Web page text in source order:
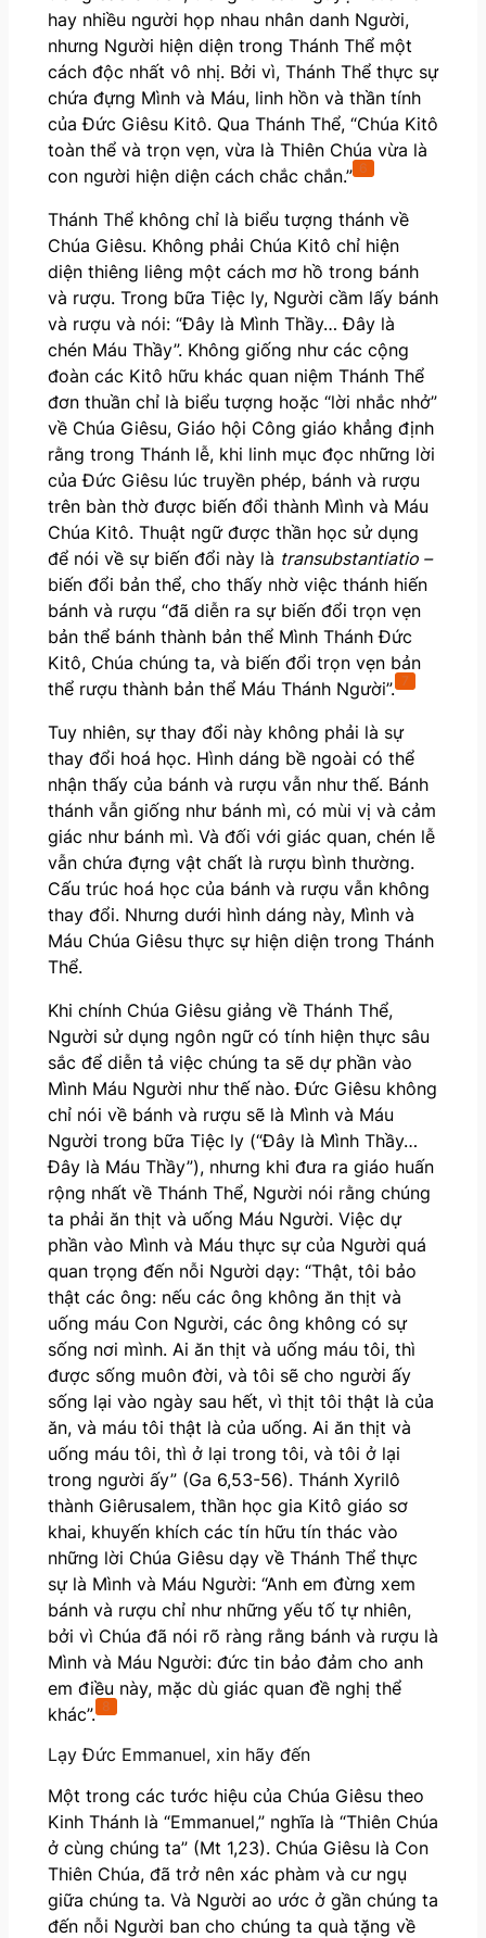
hay nhiều người họp nhau nhân danh Người,
nhưng Người hiện diện trong Thánh Thể một
cách độc nhất vô nhị. Bởi vì, Thánh Thể thực sự
chứa đựng Mình và Máu, linh hồn và thần tính
của Đức Giêsu Kitô. Qua Thánh Thể, “Chúa Kitô
toàn thể và trọn vẹn, vừa là Thiên Chúa vừa là
con người hiện diện cách chắc chắn.” 6
Thánh Thể không chỉ là biểu tượng thánh về
Chúa Giêsu. Không phải Chúa Kitô chỉ hiện
diện thiêng liêng một cách mơ hồ trong bánh
và rượu. Trong bữa Tiệc ly, Người cầm lấy bánh
và rượu và nói: “Đây là Mình Thầy… Đây là
chén Máu Thầy”. Không giống như các cộng
đoàn các Kitô hữu khác quan niệm Thánh Thể
đơn thuần chỉ là biểu tượng hoặc “lời nhắc nhở”
về Chúa Giêsu, Giáo hội Công giáo khẳng định
rằng trong Thánh lễ, khi linh mục đọc những lời
của Đức Giêsu lúc truyền phép, bánh và rượu
trên bàn thờ được biến đổi thành Mình và Máu
Chúa Kitô. Thuật ngữ được thần học sử dụng
để nói về sự biến đổi này là transubstantiatio –
biến đổi bản thể, cho thấy nhờ việc thánh hiến
bánh và rượu “đã diễn ra sự biến đổi trọn vẹn
bản thể bánh thành bản thể Mình Thánh Đức
Kitô, Chúa chúng ta, và biến đổi trọn vẹn bản
thể rượu thành bản thể Máu Thánh Người”. 7
Tuy nhiên, sự thay đổi này không phải là sự
thay đổi hoá học. Hình dáng bề ngoài có thể
nhận thấy của bánh và rượu vẫn như thế. Bánh
thánh vẫn giống như bánh mì, có mùi vị và cảm
giác như bánh mì. Và đối với giác quan, chén lễ
vẫn chứa đựng vật chất là rượu bình thường.
Cấu trúc hoá học của bánh và rượu vẫn không
thay đổi. Nhưng dưới hình dáng này, Mình và
Máu Chúa Giêsu thực sự hiện diện trong Thánh
Thể.
Khi chính Chúa Giêsu giảng về Thánh Thể,
Người sử dụng ngôn ngữ có tính hiện thực sâu
sắc để diễn tả việc chúng ta sẽ dự phần vào
Mình Máu Người như thế nào. Đức Giêsu không
chỉ nói về bánh và rượu sẽ là Mình và Máu
Người trong bữa Tiệc ly (“Đây là Mình Thầy…
Đây là Máu Thầy”), nhưng khi đưa ra giáo huấn
rộng nhất về Thánh Thể, Người nói rằng chúng
ta phải ăn thịt và uống Máu Người. Việc dự
phần vào Mình và Máu thực sự của Người quá
quan trọng đến nỗi Người dạy: “Thật, tôi bảo
thật các ông: nếu các ông không ăn thịt và
uống máu Con Người, các ông không có sự
sống nơi mình. Ai ăn thịt và uống máu tôi, thì
được sống muôn đời, và tôi sẽ cho người ấy
sống lại vào ngày sau hết, vì thịt tôi thật là của
ăn, và máu tôi thật là của uống. Ai ăn thịt và
uống máu tôi, thì ở lại trong tôi, và tôi ở lại
trong người ấy” (Ga 6,53-56). Thánh Xyrilô
thành Giêrusalem, thần học gia Kitô giáo sơ
khai, khuyến khích các tín hữu tín thác vào
những lời Chúa Giêsu dạy về Thánh Thể thực
sự là Mình và Máu Người: “Anh em đừng xem
bánh và rượu chỉ như những yếu tố tự nhiên,
bởi vì Chúa đã nói rõ ràng rằng bánh và rượu là
Mình và Máu Người: đức tin bảo đảm cho anh
em điều này, mặc dù giác quan đề nghị thể
khác”. 8
Lạy Đức Emmanuel, xin hãy đến
Một trong các tước hiệu của Chúa Giêsu theo
Kinh Thánh là “Emmanuel,” nghĩa là “Thiên Chúa
ở cùng chúng ta” (Mt 1,23). Chúa Giêsu là Con
Thiên Chúa, đã trở nên xác phàm và cư ngụ
giữa chúng ta. Và Người ao ước ở gần chúng ta
đến nỗi Người ban cho chúng ta quà tặng về